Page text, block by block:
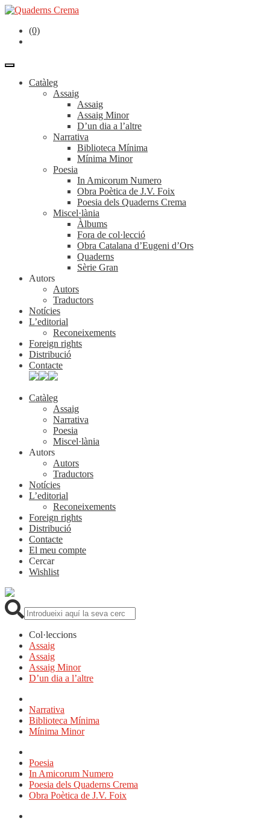
(0)
Catàleg
Assaig
Assaig
Assaig Minor
D’un dia a l’altre
Narrativa
Biblioteca Mínima
Mínima Minor
Poesia
In Amicorum Numero
Obra Poètica de J.V. Foix
Poesia dels Quaderns Crema
Miscel·lània
Àlbums
Fora de col·lecció
Obra Catalana d’Eugeni d’Ors
Quaderns
Sèrie Gran
Autors
Autors
Traductors
Notícies
L’editorial
Reconeixements
Foreign rights
Distribució
Contacte
Catàleg
Assaig
Narrativa
Poesia
Miscel·lània
Autors
Autors
Traductors
Notícies
L’editorial
Reconeixements
Foreign rights
Distribució
Contacte
El meu compte
Cercar
Wishlist
Col·leccions
Assaig
Assaig
Assaig Minor
D’un dia a l’altre
Narrativa
Biblioteca Mínima
Mínima Minor
Poesia
In Amicorum Numero
Poesia dels Quaderns Crema
Obra Poètica de J.V. Foix